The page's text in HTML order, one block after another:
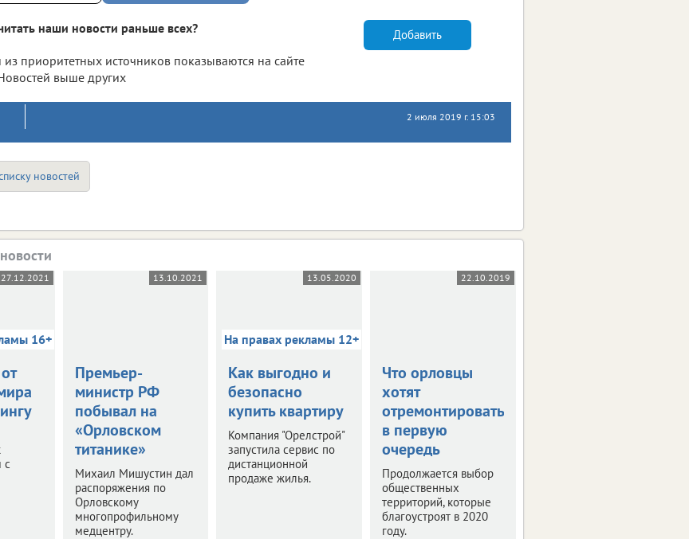
наши новости раньше всех?
из приоритетных источников показываются на сайте
выше других
Добавить
2 июля 2019 г. 15:03
новостей
27.12.2021
16+
с
13.10.2021
Премьер-
министр РФ
побывал на
«Орловском
титанике»
Михаил Мишустин дал
распоряжения по
Орловскому
многопрофильному
медцентру.
13.05.2020
На правах рекламы 12+
Как выгодно и
безопасно
купить квартиру
Компания "Орелстрой"
запустила сервис по
дистанционной
продаже жилья.
22.10.2019
Что орловцы
хотят
отремонтировать
в первую
очередь
Продолжается выбор
общественных
территорий, которые
благоустроят в 2020
году.